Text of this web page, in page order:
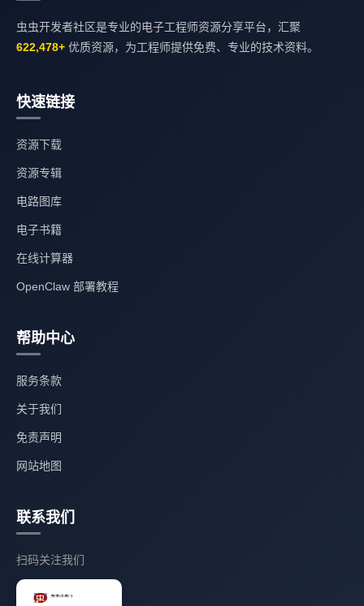
虫虫开发者社区是专业的电子工程师资源分享平台，汇聚
622,478+ 优质资源，为工程师提供免费、专业的技术资料。
快速链接
资源下载
资源专辑
电路图库
电子书籍
在线计算器
OpenClaw 部署教程
帮助中心
服务条款
关于我们
免责声明
网站地图
联系我们
扫码关注我们